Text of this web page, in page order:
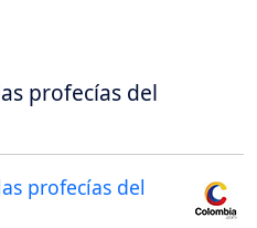
profecías del